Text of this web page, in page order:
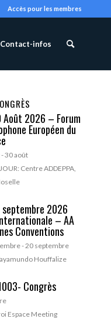
Accès pour les membres
Contact-infos
2026 – Forum
Européen du
-30 août
Centre ADDEPPA,
2026
– AA
Conventions
-20 septembre
Houffalize
Congrès
Espace Meeting